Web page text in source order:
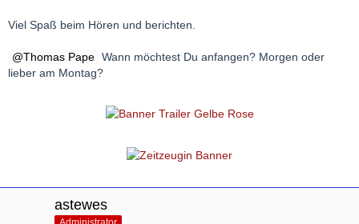
Viel Spaß beim Hören und berichten.
Thomas Pape Wann möchtest Du anfangen? Morgen oder
lieber am Montag?
astewes